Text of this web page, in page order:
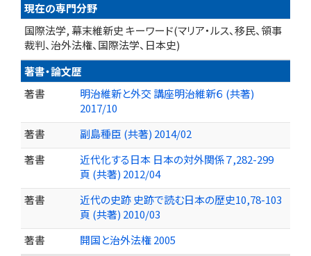
現在の専門分野
国際法学, 幕末維新史 キーワード(マリア・ルス、移民、領事
裁判、治外法権、国際法学、日本史)
著書・論文歴
著書
明治維新と外交 講座明治維新６ (共著)
2017/10
著書
副島種臣 (共著) 2014/02
著書
近代化する日本 日本の対外関係７,282-299
頁 (共著) 2012/04
著書
近代の史跡 史跡で読む日本の歴史10,78-103
頁 (共著) 2010/03
著書
開国と治外法権 2005